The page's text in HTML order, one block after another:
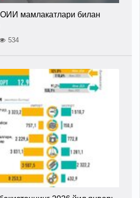
мамлакатлари билан
534